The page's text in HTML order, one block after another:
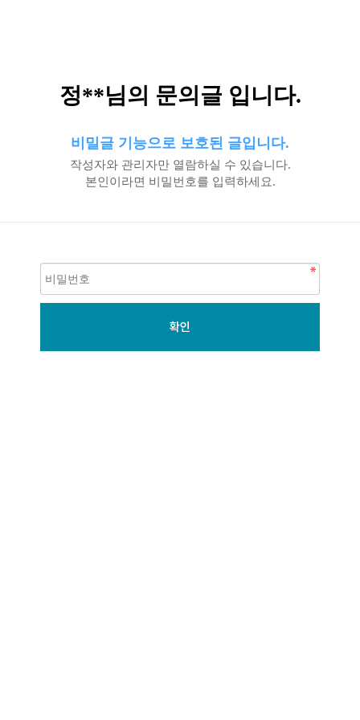
정**님의 문의글 입니다.
비밀글 기능으로 보호된 글입니다.
작성자와 관리자만 열람하실 수 있습니다.
본인이라면 비밀번호를 입력하세요.